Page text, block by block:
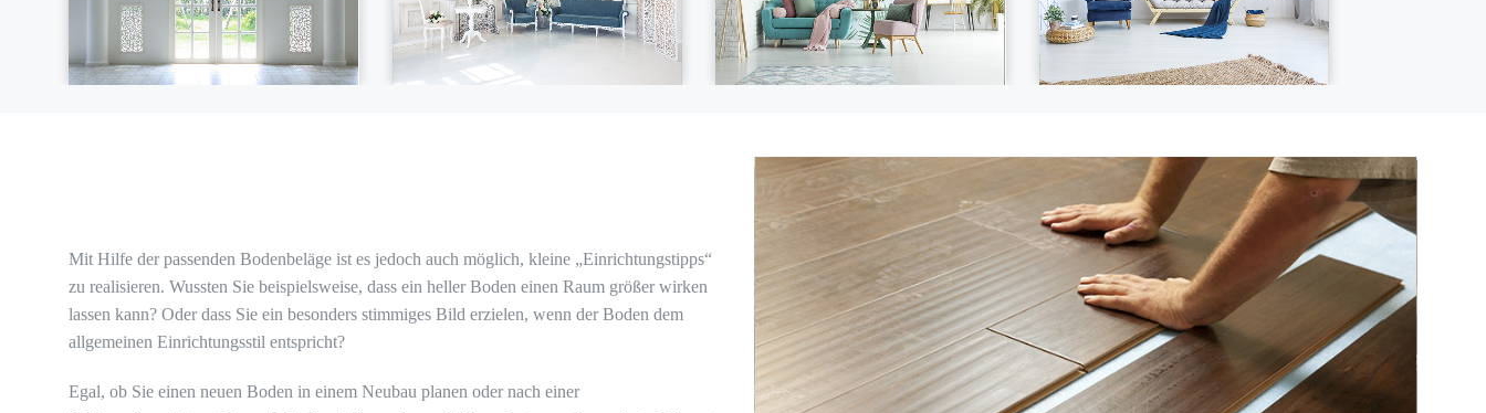
Mit Hilfe der passenden Bodenbeläge ist es jedoch auch möglich, kleine „Einrichtungstipps“
zu realisieren. Wussten Sie beispielsweise, dass ein heller Boden einen Raum größer wirken
lassen kann? Oder dass Sie ein besonders stimmiges Bild erzielen, wenn der Boden dem
allgemeinen Einrichtungsstil entspricht?
Egal, ob Sie einen neuen Boden in einem Neubau planen oder nach einer